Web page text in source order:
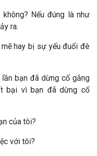
Nếu đúng là như
ra.
hay bị sự yếu đuối đè
bạn đã dừng cố gắng
bại vì bạn đã dừng cố
của tôi?
với tôi?